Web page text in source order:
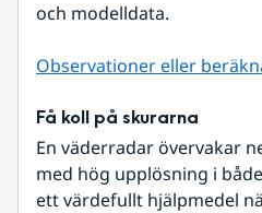
och modelldata.
Observationer eller
Få koll på skurarna
En väderradar övervakar
med hög upplösning i
ett värdefullt hjälpmedel